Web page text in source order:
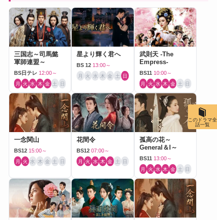
三国志～司馬懿
軍師連盟～
BS日テレ 12:00～
月 火 水 木 金 土 日
星より輝く君へ
BS 12 13:00～
月 火 水 木 金 土 日
武則天 -The
Empress-
BS11 10:00～
月 火 水 木 金 土 日
一念関山
BS12 15:00～
月 火 水 木 金 土 日
花間令
BS12 07:00～
月 火 水 木 金 土 日
孤高の花～
General＆I～
BS11 13:00～
月 火 水 木 金 土 日
このドラマ全
話一覧